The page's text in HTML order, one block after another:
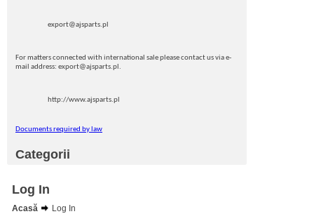
export@ajsparts.pl
For matters connected with international sale please contact us via e-
mail address: export@ajsparts.pl.
http://www.ajsparts.pl
Documents required by law
Categorii
Log In
Acasă
Log In